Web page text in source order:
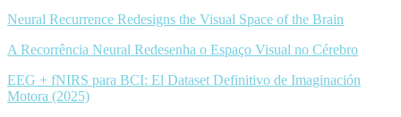
Neural Recurrence Redesigns the Visual Space of the Brain
A Recorrência Neural Redesenha o Espaço Visual no Cérebro
EEG + fNIRS para BCI: El Dataset Definitivo de Imaginación
Motora (2025)